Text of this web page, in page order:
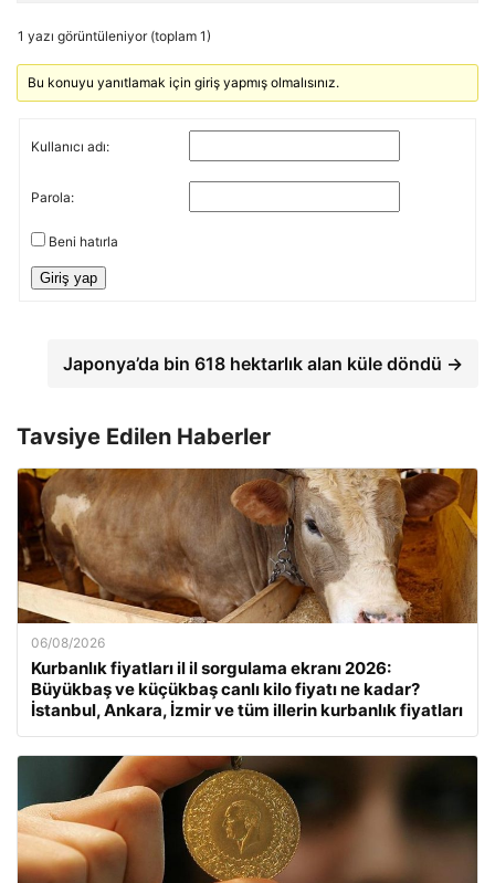
1 yazı görüntüleniyor (toplam 1)
Bu konuyu yanıtlamak için giriş yapmış olmalısınız.
Kullanıcı adı:
Parola:
Beni hatırla
Giriş yap
Japonya’da bin 618 hektarlık alan küle döndü →
Tavsiye Edilen Haberler
06/08/2026
Kurbanlık fiyatları il il sorgulama ekranı 2026:
Büyükbaş ve küçükbaş canlı kilo fiyatı ne kadar?
İstanbul, Ankara, İzmir ve tüm illerin kurbanlık fiyatları